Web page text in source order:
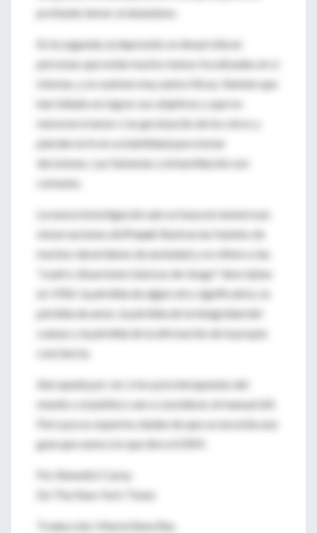
profundo temor al abandono.
En la segunda, la depresión se desarrolla en
personas que están mucho menos focalizadas en sí
mismas, y se vuelven muy autocríticas. Sienten que
han fallado en lograr sus objetivos y que no
merecen el amor o la aprobación de los otros y
pierden la fe en su habilidad para tomar
decisiones. Las fantasías y la humillación son
comunes.
La nueva investigación aún se basa en numerosas
observaciones de
Freud. Rastrea las fuentes de
muchos desórdenes de ansiedad y se refiere a las
"cuatro situaciones básicas de riesgo" descriptas
en 1926: la pérdida de algún otro significativo, la
pérdida de amor, la pérdida de la integridad del
cuerpo y la pérdida de la afirmación de la propia
conciencia.
Aún queda por ver si los psicoterapeutas del
mundo o el público van a considerar al manual útil.
Pero pocos expertos dudan de que se necesita una
guía que sume a lo que dice el DSM.
Por Benedict Carey
De The New York Times
Traducción: María Elena Rey